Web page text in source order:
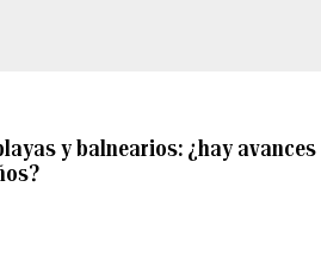
y balnearios: ¿hay avances